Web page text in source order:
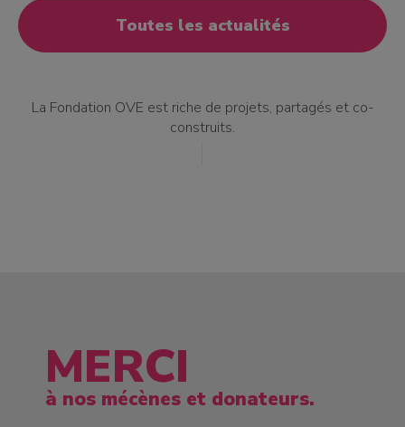
Toutes les actualités
La Fondation OVE est riche de projets, partagés et co-
construits.
MERCI
à nos mécènes et donateurs.